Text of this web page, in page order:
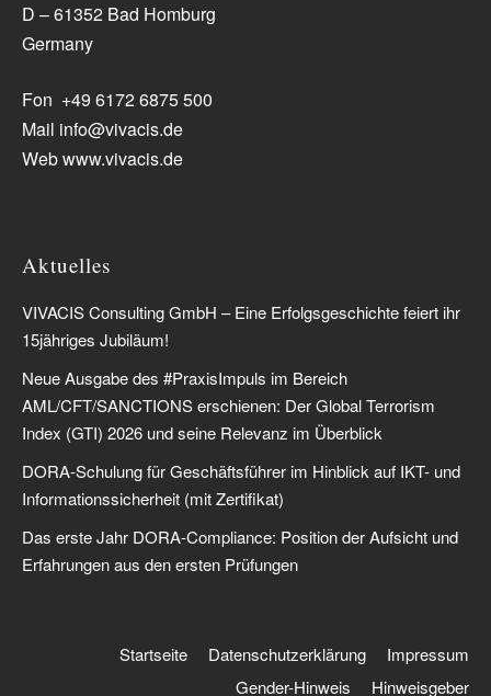
D – 61352 Bad Homburg
Germany
Fon +49 6172 6875 500
Mail info@vivacis.de
Web www.vivacis.de
Aktuelles
VIVACIS Consulting GmbH – Eine Erfolgsgeschichte feiert ihr
15jähriges Jubiläum!
Neue Ausgabe des #PraxisImpuls im Bereich
AML/CFT/SANCTIONS erschienen: Der Global Terrorism
Index (GTI) 2026 und seine Relevanz im Überblick
DORA-Schulung für Geschäftsführer im Hinblick auf IKT- und
Informationssicherheit (mit Zertifikat)
Das erste Jahr DORA-Compliance: Position der Aufsicht und
Erfahrungen aus den ersten Prüfungen
Startseite Datenschutzerklärung
Impressum
Gender-Hinweis
Hinweisgeber